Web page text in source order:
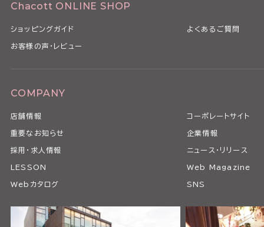
Chacott ONLINE SHOP
ショッピングガイド よくあるご質問
お客様の声・レビュー
COMPANY
店舗情報 コーポレートサイト
重要なお知らせ 企業情報
採用・求人情報 ニュース・リリース
LESSON Web Magazine
Webカタログ SNS